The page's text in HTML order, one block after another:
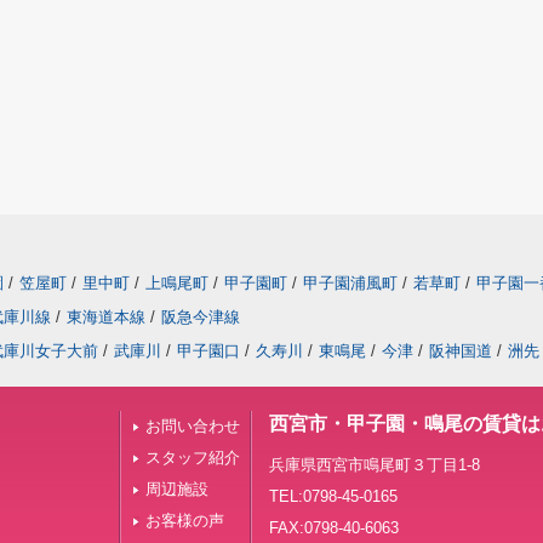
/ 笠屋町 / 里中町 / 上鳴尾町 / 甲子園町 / 甲子園浦風町 / 若草町 / 甲子園一
川線 / 東海道本線 / 阪急今津線
川女子大前 / 武庫川 / 甲子園口 / 久寿川 / 東鳴尾 / 今津 / 阪神国道 / 洲先
お問い合わせ
スタッフ紹介
周辺施設
お客様の声
西宮市・甲子園・鳴尾の賃貸
兵庫県西宮市鳴尾町３丁目1-8
TEL:0798-45-0165
FAX:0798-40-6063